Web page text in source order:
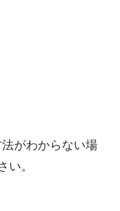
がわからない場
い。